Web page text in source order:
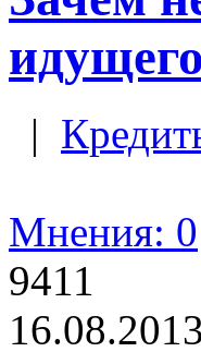
|
Мнения: 0
9411